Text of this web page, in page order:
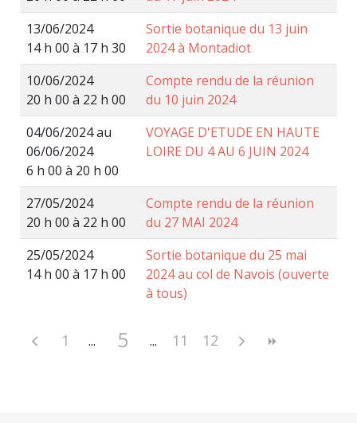
13/06/2024
14 h 00 à 17 h 30
Sortie botanique du 13 juin
2024 à Montadiot
10/06/2024
20 h 00 à 22 h 00
Compte rendu de la réunion
du 10 juin 2024
04/06/2024 au
06/06/2024
6 h 00 à 20 h 00
VOYAGE D'ETUDE EN HAUTE
LOIRE DU 4 AU 6 JUIN 2024
27/05/2024
20 h 00 à 22 h 00
Compte rendu de la réunion
du 27 MAI 2024
25/05/2024
14 h 00 à 17 h 00
Sortie botanique du 25 mai
2024 au col de Navois (ouverte
à tous)
1 5 11 12